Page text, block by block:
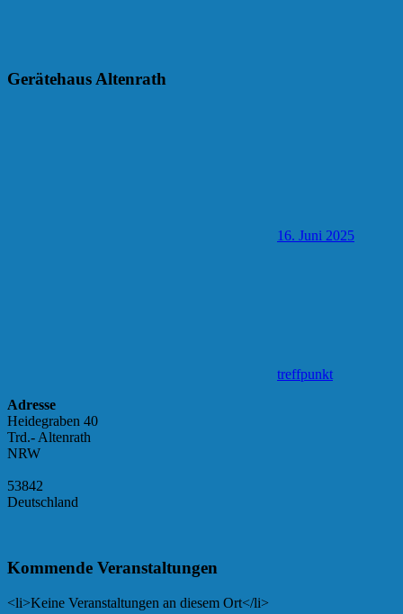
Gerätehaus Altenrath
16. Juni 2025
treffpunkt
Adresse
Heidegraben 40
Trd.- Altenrath
NRW
53842
Deutschland
Kommende Veranstaltungen
<li>Keine Veranstaltungen an diesem Ort</li>